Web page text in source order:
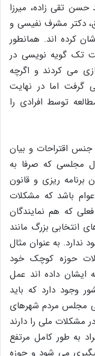
تقی زاده، میرزا
دکتر مشرف نفیسی و
کرده اند. همانطور
تک گویه نویسی در
می کردند و اگرچه
گرفت اما در نهایت
توسط افرادی را
اقتراحات و بیان
مجلسی که صرفا به
ریزی و قانون
باشد که مشکلات
که هم نمایندگان
انتخابی بزرگ مانند
به عنوان مثال
حوزه کوچک خود
ایشان داده اند عمل
وجود دارد که باید
مجلس مردم شهرهای
مشکلات ملی را دارند
به طور کامل مرتفع